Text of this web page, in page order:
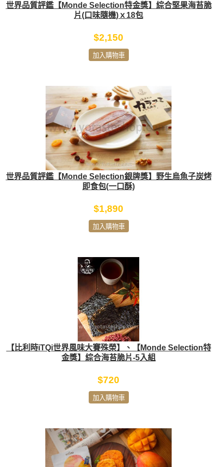
世界品質評鑑【Monde Selection特金獎】綜合堅果海苔脆
片(口味隨機)ｘ18包
$2,150
加入購物車
世界品質評鑑【Monde Selection銀牌獎】野生烏魚子炭烤
即食包(一口酥)
$1,890
加入購物車
【比利時iTQi世界風味大賽殊榮】、【Monde Selection特
金獎】綜合海苔脆片-5入組
$720
加入購物車